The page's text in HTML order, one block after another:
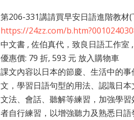
第206-331講請買早安日語進階教材(
https://24zz.com/
中文書 , 佐伯真代，致良日語工作室
優惠價: 79 折, 593 元 放入購物車
課文內容以日本的節慶、生活中的
文，學習日語句型的用法、認識日
文法、會話、聽解等練習，加強學
者自行練習，以增強聽力及熟悉日語